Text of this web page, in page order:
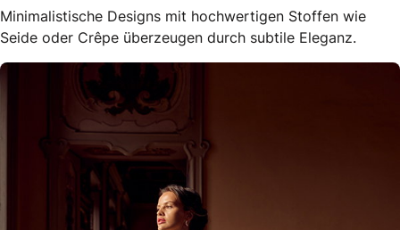
Minimalistische Designs mit hochwertigen Stoffen wie
Seide oder Crêpe überzeugen durch subtile Eleganz.